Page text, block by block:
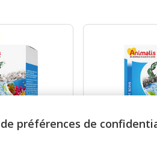
préférences de